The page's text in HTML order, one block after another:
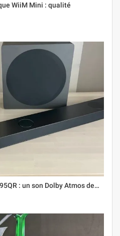
WiiM Mini : qualité
: un son Dolby Atmos de…